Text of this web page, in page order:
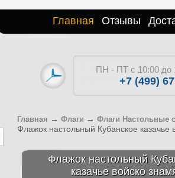
Главная Отзывы
ПН - ПТ с 10:00 до
+7 (499)
Главная → Флаги → Флаги Настольные
Флажок настольный Кубанское казачье
Флажок настольный
казачье войско